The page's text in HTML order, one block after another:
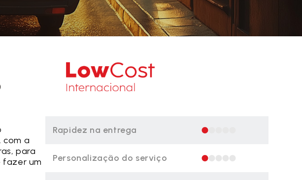
com a
para
fazer um
Rapidez na entrega
Personalização do serviço